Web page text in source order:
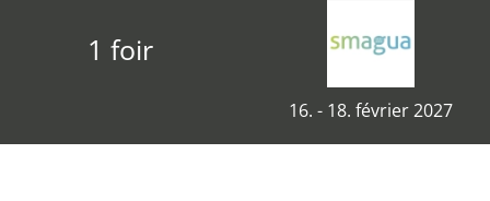
1 foir
16. - 18. février 2027